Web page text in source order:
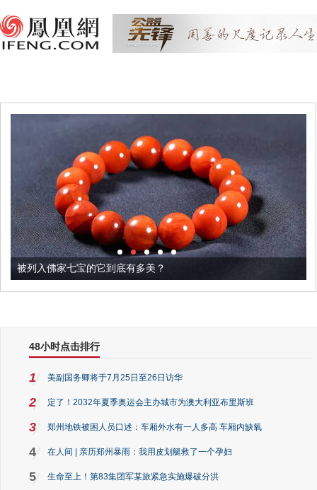
被列入佛家七宝的它到底有多美？
48小时点击排行
1 美副国务卿将于7月25日至26日访华
2 定了！2032年夏季奥运会主办城市为澳大利亚布里斯班
3 郑州地铁被困人员口述：车厢外水有一人多高 车厢内缺氧
4 在人间 | 亲历郑州暴雨：我用皮划艇救了一个孕妇
5 生命至上！第83集团军某旅紧急实施爆破分洪